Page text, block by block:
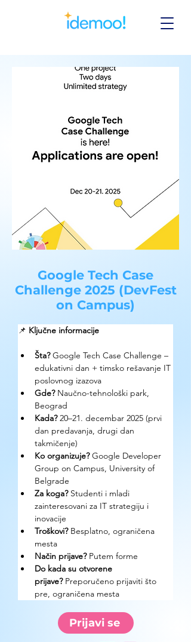
Google Tech Case
Challenge 2025 (DevFest
on Campus)
📌 Ključne informacije
Šta? Google Tech Case Challenge –
edukativni dan + timsko rešavanje IT
poslovnog izazova
Gde? Naučno-tehnološki park,
Beograd
Kada? 20–21. decembar 2025 (prvi
dan predavanja, drugi dan
takmičenje)
Ko organizuje? Google Developer
Group on Campus, University of
Belgrade
Za koga? Studenti i mladi
zainteresovani za IT strategiju i
inovacije
Troškovi? Besplatno, ograničena
mesta
Način prijave? Putem forme
Do kada su otvorene
prijave? Preporučeno prijaviti što
pre, ograničena mesta
Prijavi se